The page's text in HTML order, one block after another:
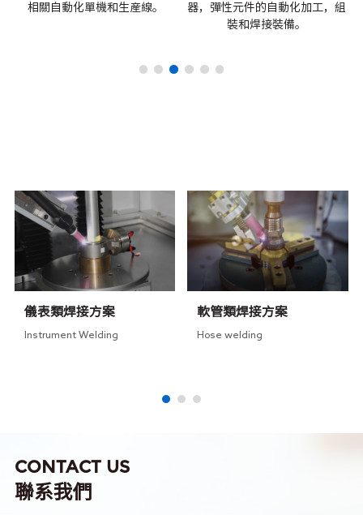
相關自動化單機和生産線。
器，彈性元件的自動化加工，組
裝和焊接裝備。
儀表類焊接方案
Instrument Welding
軟管類焊接方案
Hose welding
CONTACT US
聯系我們